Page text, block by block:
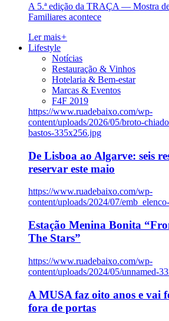
A 5.ª edição da TRAÇA — Mostra
Familiares acontece
Ler mais+
Lifestyle
Notícias
Restauração & Vinhos
Hotelaria & Bem-estar
Marcas & Eventos
F4F 2019
https://www.ruadebaixo.com/wp-
content/uploads/2026/05/broto-
bastos-335x256.jpg
De Lisboa ao Algarve: seis
reservar este maio
https://www.ruadebaixo.com/wp-
content/uploads/2024/07/
Estação Menina Bonita
The Stars”
https://www.ruadebaixo.com/wp-
content/uploads/2024/05/unnamed-
A MUSA faz oito anos e vai
fora de portas